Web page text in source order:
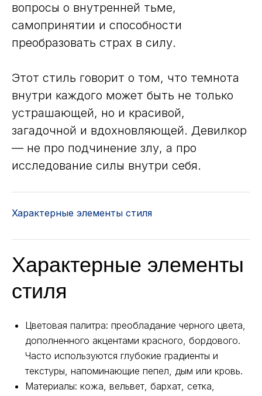
вопросы о внутренней тьме,
самопринятии и способности
преобразовать страх в силу.
Этот стиль говорит о том, что темнота
внутри каждого может быть не только
устрашающей, но и красивой,
загадочной и вдохновляющей. Девилкор
— не про подчинение злу, а про
исследование силы внутри себя.
Характерные элементы стиля
Характерные элементы
стиля
Цветовая палитра: преобладание черного цвета,
дополненного акцентами красного, бордового.
Часто используются глубокие градиенты и
текстуры, напоминающие пепел, дым или кровь.
Материалы: кожа, вельвет, бархат, сетка,